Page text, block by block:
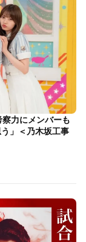
力にメンバーも
」＜乃木坂工事